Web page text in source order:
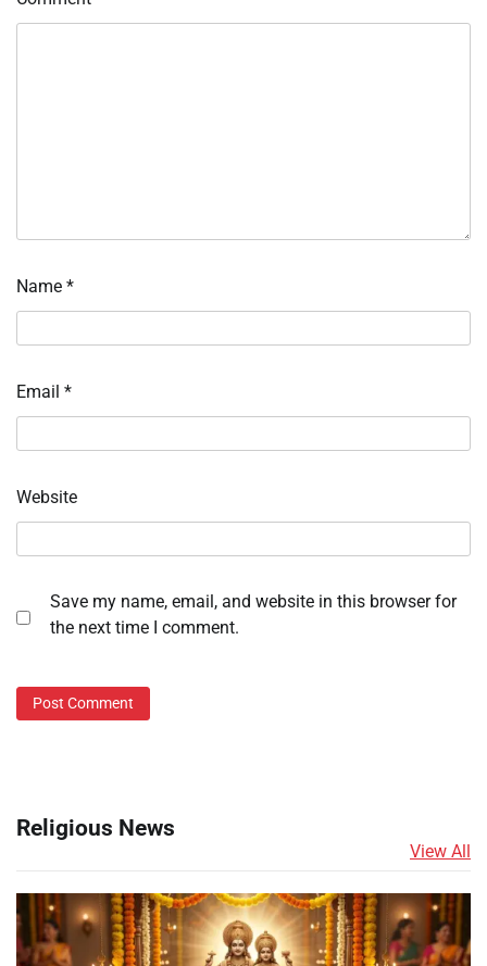
Name *
Email *
Website
Save my name, email, and website in this browser for
the next time I comment.
Religious News
View All